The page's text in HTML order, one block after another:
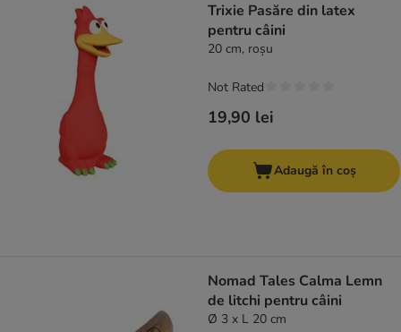
Trixie Pasăre din latex
pentru câini
20 cm, roșu
19,90 lei
Not Rated
Adaugă în coș
Nomad Tales Calma Lemn
de litchi pentru câini
Ø 3 x L 20 cm